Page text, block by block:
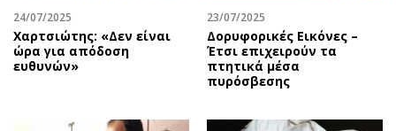
24/07/2025
Χαρτσιώτης: «Δεν είναι
ώρα για απόδοση
ευθυνών»
23/07/2025
Δορυφορικές Εικόνες –
Έτσι επιχειρούν τα
πτητικά μέσα
πυρόσβεσης